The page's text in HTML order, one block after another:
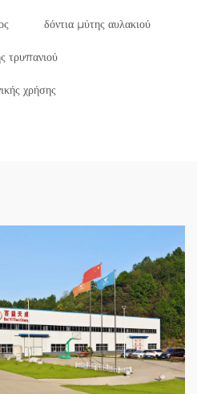
δόντια μύτης αυλακιού
τρυπανιού
χρήσης